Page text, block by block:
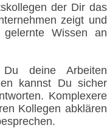
der Dir das
zeigt und
Wissen an
deine Arbeiten
kannst Du sicher
Komplexere
Kollegen abklären